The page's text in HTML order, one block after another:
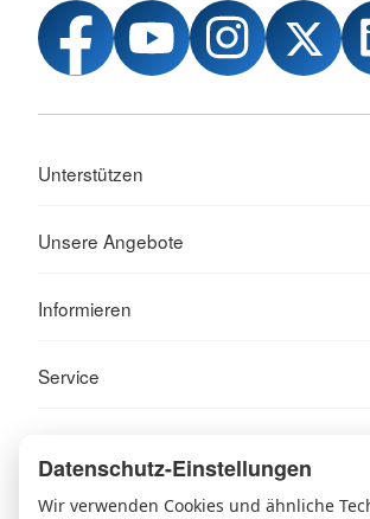
Unterstützen
Unsere Angebote
Informieren
Service
Datenschutz-Einstellungen
Wir verwenden Cookies und ähnliche